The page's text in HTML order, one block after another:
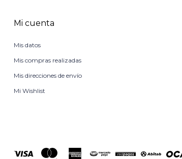
Mi cuenta
Mis datos
Mis compras realizadas
Mis direcciones de envío
Mi Wishlist